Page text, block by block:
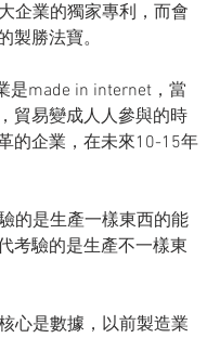
企業的獨家專利，而會
製勝法寶。
是made in internet，當
貿易變成人人參與的時
的企業，在未來10-15年
的是生產一樣東西的能
考驗的是生產不一樣東
心是數據，以前製造業